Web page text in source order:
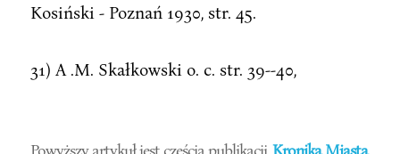
Kosiński - Poznań 1930, str. 45.
31) A .M. Skałkowski o. c. str. 39--40,
Powyższy artykuł jest częścią publikacji Kronika Miasta